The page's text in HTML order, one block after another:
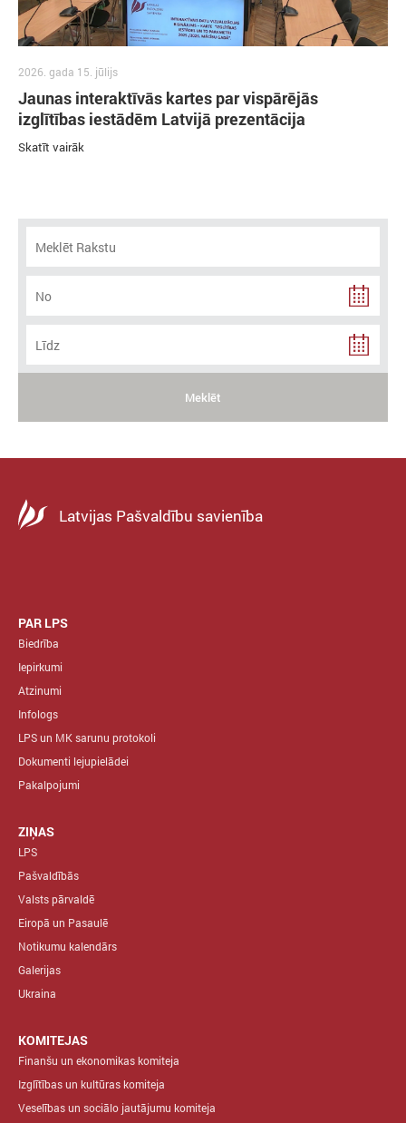
Meklēt
2026. gada 15. jūlijs
Jaunas interaktīvās kartes par vispārējās
izglītības iestādēm Latvijā prezentācija
Skatīt vairāk
Latvijas Pašvaldību savienība
PAR LPS
Biedrība
Iepirkumi
Atzinumi
Infologs
LPS un MK sarunu protokoli
Dokumenti lejupielādei
Pakalpojumi
ZIŅAS
LPS
Pašvaldībās
Valsts pārvaldē
Eiropā un Pasaulē
Notikumu kalendārs
Galerijas
Ukraina
KOMITEJAS
Finanšu un ekonomikas komiteja
Izglītības un kultūras komiteja
Veselības un sociālo jautājumu komiteja